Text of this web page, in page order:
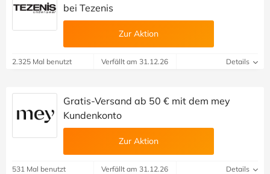
bei Tezenis
Zur Aktion
2.325 Mal benutzt Verfällt am 31.12.26 Details
Gratis-Versand ab 50 € mit dem mey
Kundenkonto
Zur Aktion
531 Mal benutzt Verfällt am 31.12.26 Details